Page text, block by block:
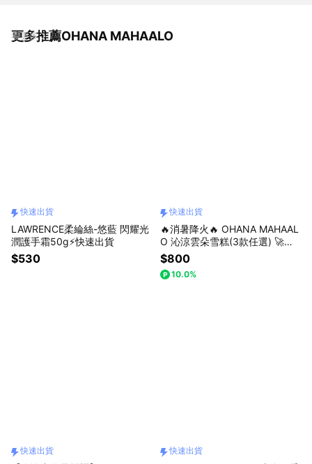
更多推薦OHANA MAHAALO
看更多
快速出貨
LAWRENCE柔綸絲-悠藍 閃耀光
潤護手霜50g⚡快速出貨
$530
快速出貨
🔥消暑降火🔥 OHANA MAHAAL
O 沁涼雲朵雪糕(3款任選) 🚀快
速出貨
$800
10.0%
快速出貨 快速出貨